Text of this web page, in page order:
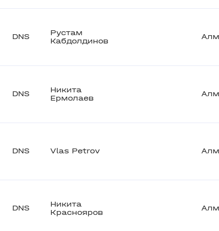
DNS
Рустам
Кабдолдинов
DNS
Никита
Ермолаев
DNS Vlas Petrov
DNS
Никита
Краснояров